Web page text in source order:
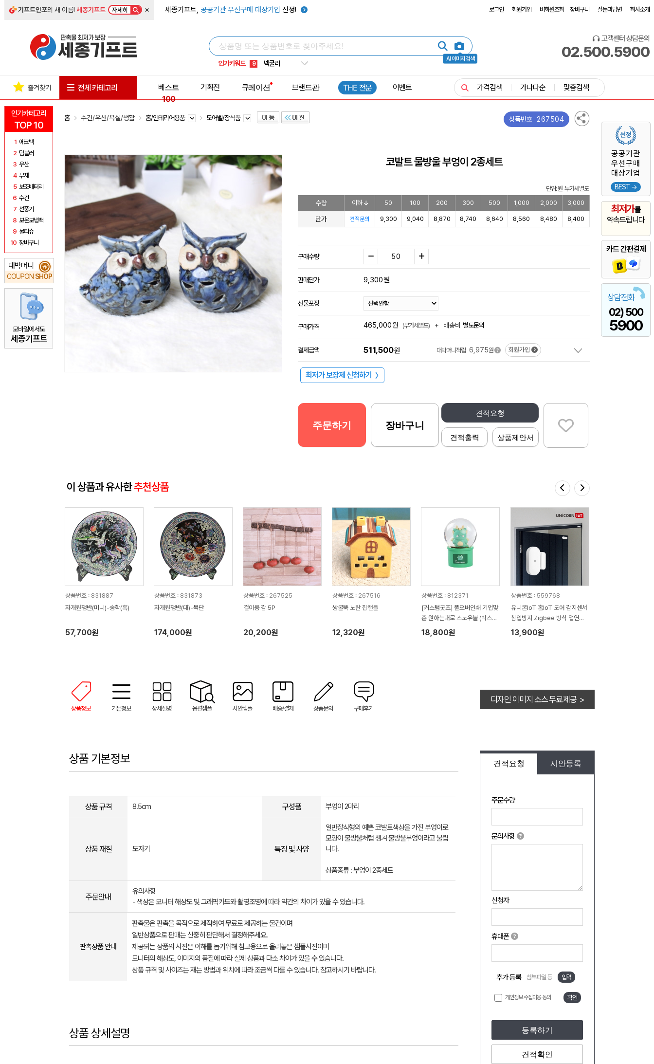
기프트인포의 새 이름!세종기프트 자세히 × 세종기프트, 공공기관 우선구매 대상기업 선정! 로그인 회원가입 비회원조회 장바구니 질문과답변 회사소개
AI 이미지 검색
인기키워드
6 우산
8 쿨토시
9 넥쿨러
10 타포린가방
고객센터 상담문의
02.500.5900
인기카테고리
TOP 10
1 에코백
2 텀블러
3 우산
4 부채
5 보조배터리
6 수건
7 선풍기
8 보온보냉백
9 물티슈
10 장바구니
대박머니
COUPON SHOP
₩
모바일에서도
세종기프트
공공기관
우선구매
대상기업
BEST →
최저가를
약속드립니다
카드 간편결제
상담전화
02) 500
5900
즐겨찾기 전체 카테고리
베스트
100
기획전 큐레이션 브랜드관 THE 전문 이벤트 가격검색 가나다순 맞춤검색
홈 수건/우산/욕실/생활 홈/인테리어용품 도어벨/장식품 상품번호 267504
코발트 물방울 부엉이 2종세트
단위: 원 부가세별도
수량 이하 50 100 200 300 500 1,000 2,000 3,000
단가 견적문의 9,300 9,040 8,870 8,740 8,640 8,560 8,480 8,400
구매수량
판매단가 9,300원
선물포장
구매가격 465,000원 (부가세별도) + 배송비 별도문의
결제금액 511,500원 대박머니적립 6,975원 회원가입
최저가 보장제 신청하기 〉
견적요청
견적출력 상품제안서
주문하기 장바구니
이 상품과 유사한추천상품
상품번호 : 831887
자개원쟁반(미니)-송학(흑)
57,700원
상품번호 : 831873
자개원쟁반(대)-목단
174,000원
상품번호 : 267525
걸이용 감 5P
20,200원
상품번호 : 267516
쌍굴뚝 노란 집캔들
12,320원
상품번호 : 812371
[커스텀굿즈] 풀오버인쇄 기업맞
춤 원하는대로 스노우볼 (박스제
작가능)
18,800원
상품번호 : 559768
유니콘IoT 홈IoT 도어 감지센서
침입방지 Zigbee 방식 앱연동
TS-D2 (스마트중계기 TS-D2
필요)
13,900원
상품정보 기본정보 상세설명 옵션샘플 시안샘플 배송/결제 상품문의 구매후기
디자인 이미지 소스 무료제공 >
견적요청 시안등록
주문수량
문의사항
신청자
휴대폰
추가 등록 첨부파일 등 입력
개인정보 수집이용 동의 확인
등록하기
견적확인
상품 기본정보
상품 규격 8.5cm 구성품 부엉이 2마리
상품 재질 도자기 특징 및 사양
일반장식형의 예쁜 코발트색상을 가진 부엉이로
모양이 물방울처럼 생겨 물방울부엉이라고 불립
니다.
상품종류 : 부엉이 2종세트
주문안내
유의사항
- 색상은 모니터 해상도 및 그래픽카드와 촬영조명에 따라 약간의 차이가 있을 수 있습니다.
판촉상품 안내
판촉물은 판촉을 목적으로 제작하여 무료로 제공하는 물건이며
일반상품으로 판매는 신중히 판단해서 결정해주세요.
제공되는 상품의 사진은 이해를 돕기위해 참고용으로 올려놓은 샘플사진이며
모니터의 해상도, 이미지의 품질에 따라 실제 상품과 다소 차이가 있을 수 있습니다.
상품 규격 및 사이즈는 재는 방법과 위치에 따라 조금씩 다를 수 있습니다. 참고하시기 바랍니다.
상품 상세설명